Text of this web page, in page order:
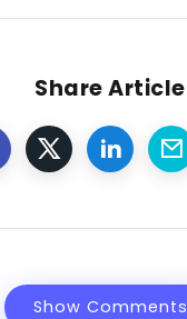
Share Article
Show Comments